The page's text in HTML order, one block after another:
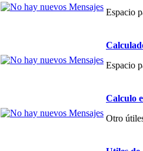
Espacio
Espacio
Calculo
Otro